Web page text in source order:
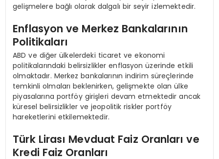
gelişmelere bağlı olarak dalgalı bir seyir izlemektedir.
Enflasyon ve Merkez Bankalarının
Politikaları
ABD ve diğer ülkelerdeki ticaret ve ekonomi
politikalarındaki belirsizlikler enflasyon üzerinde etkili
olmaktadır. Merkez bankalarının indirim süreçlerinde
temkinli olmaları beklenirken, gelişmekte olan ülke
piyasalarına portföy girişleri devam etmektedir ancak
küresel belirsizlikler ve jeopolitik riskler portföy
hareketlerini etkilemektedir.
Türk Lirası Mevduat Faiz Oranları ve
Kredi Faiz Oranları